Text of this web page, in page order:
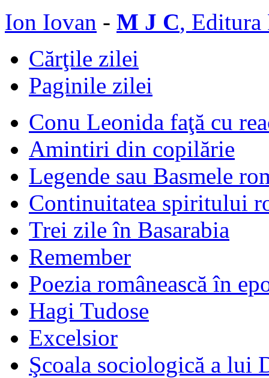
Ion Iovan - M J C, Editura
Cărţile zilei
Paginile zilei
Conu Leonida faţă cu
Amintiri din copilărie
Legende sau Basmele
Continuitatea spiritului
Trei zile în Basarabia
Remember
Poezia românească în
Hagi Tudose
Excelsior
Şcoala sociologică a lui